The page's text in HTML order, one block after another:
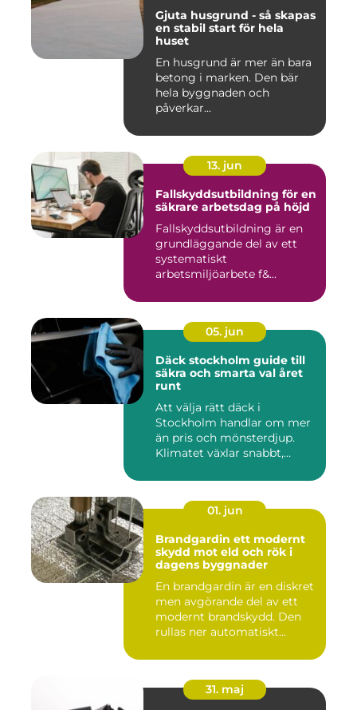
Gjuta husgrund - så skapas
en stabil start för hela
huset
En husgrund är mer än bara
betong i marken. Den bär
hela byggnaden och
påverkar...
13. jun
Fallskyddsutbildning för en
säkrare arbetsdag på höjd
Fallskyddsutbildning är en
grundläggande del av ett
systematiskt
arbetsmiljöarbete f&...
05. jun
Däck stockholm guide till
säkra och smarta val året
runt
Att välja rätt däck i
Stockholm handlar om mer
än pris och mönsterdjup.
Klimatet växlar snabbt,
01. jun
Brandgardin ett modernt
skydd mot eld och rök i
dagens byggnader
En brandgardin är en diskret
men avgörande del av ett
modernt brandskydd. Den
rullas ner automatiskt...
31. maj